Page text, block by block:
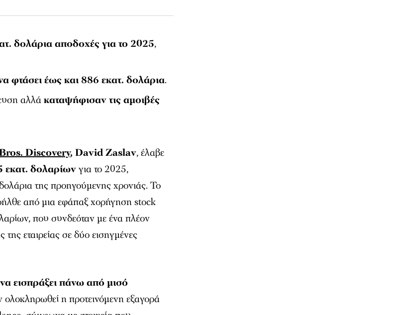
δολάρια αποδοχές για το 2025,
φτάσει έως και 886 εκατ. δολάρια.
αλλάκαταψήφισαν τις αμοιβές
Discovery, David Zaslav, έλαβε
εκατ. δολαρίωνγια το 2025,
της προηγούμενης χρονιάς. Το
από μια εφάπαξ χορήγηση stock
που συνδεόταν με ένα πλέον
εταιρείας σε δύο εισηγμένες
εισπράξει πάνω από μισό
ολοκληρωθεί η προτεινόμενη εξαγορά